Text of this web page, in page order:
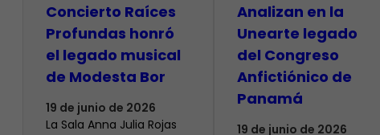
​Concierto Raíces
Profundas honró
el legado musical
de Modesta Bor
19 de junio de 2026
La Sala Anna Julia Rojas
Analizan en la
Unearte legado
del Congreso
Anfictiónico de
Panamá
19 de junio de 2026